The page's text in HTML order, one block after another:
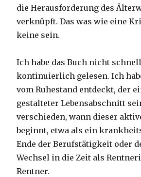
die Herausforderung des
verknüpft. Das was wie eine
keine sein.
Ich habe das Buch nicht
kontinuierlich gelesen. Ich
vom Ruhestand entdeckt, der
gestalteter Lebensabschnitt
verschieden, wann dieser
beginnt, etwa als ein
Ende der Berufstätigkeit oder
Wechsel in die Zeit als
Rentner.